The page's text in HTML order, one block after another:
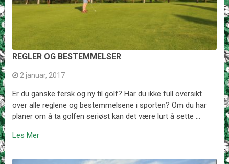
REGLER OG BESTEMMELSER
2 januar, 2017
Er du ganske fersk og ny til golf? Har du ikke full oversikt
over alle reglene og bestemmelsene i sporten? Om du har
planer om å ta golfen seriøst kan det være lurt å sette …
Les Mer